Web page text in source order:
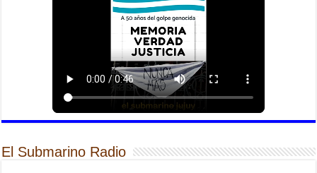
El Submarino Radio